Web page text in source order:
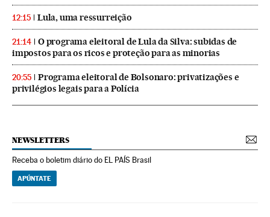
12:15 Lula, uma ressurreição
21:14
O programa eleitoral de Lula da Silva: subidas de
impostos para os ricos e proteção para as minorias
20:55
Programa eleitoral de Bolsonaro: privatizações e
privilégios legais para a Polícia
NEWSLETTERS
Receba o boletim diário do EL PAÍS Brasil
APÚNTATE